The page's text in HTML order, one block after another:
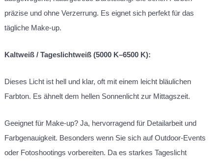
präzise und ohne Verzerrung. Es eignet sich perfekt für das
tägliche Make-up.
Kaltweiß / Tageslichtweiß (5000 K–6500 K):
Dieses Licht ist hell und klar, oft mit einem leicht bläulichen
Farbton. Es ähnelt dem hellen Sonnenlicht zur Mittagszeit.
Geeignet für Make-up? Ja, hervorragend für Detailarbeit und
Farbgenauigkeit. Besonders wenn Sie sich auf Outdoor-Events
oder Fotoshootings vorbereiten. Da es starkes Tageslicht